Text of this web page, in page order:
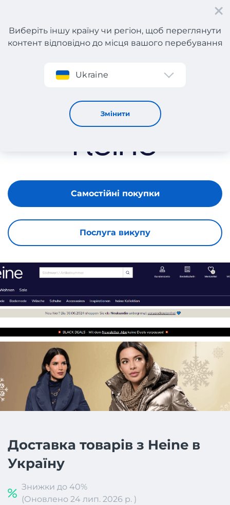
Реєстрація
Виберіть іншу країну чи регіон, щоб переглянути
контент відповідно до місця вашого перебування
Ukraine
Змінити
Heine
Послуга викупу
Самостійні покупки
Доставка товарів з Heine в
Україну
Знижки до 40%
(Оновлено 24 лип. 2026 р. )